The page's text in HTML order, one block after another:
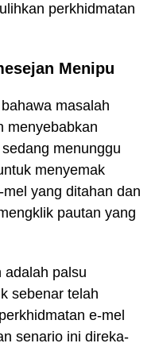
perkhidmatan
Menipu
masalah
menyebabkan
menunggu
menyemak
yang ditahan dan
pautan yang
adalah palsu
sebenar telah
e-mel
senario ini direka-